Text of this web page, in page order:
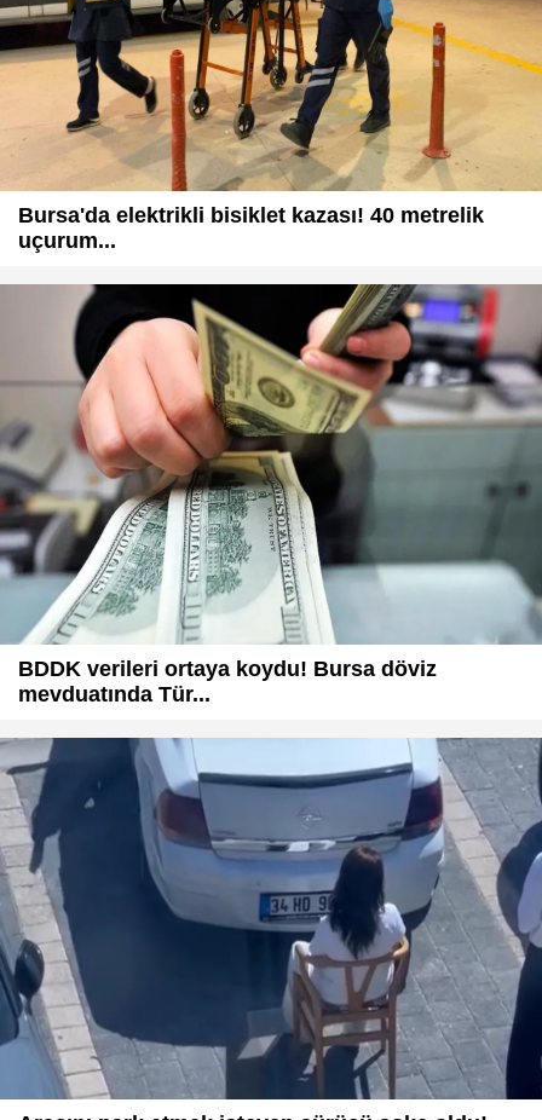
Bursa'da elektrikli bisiklet kazası! 40 metrelik
uçurum...
BDDK verileri ortaya koydu! Bursa döviz
mevduatında Tür...